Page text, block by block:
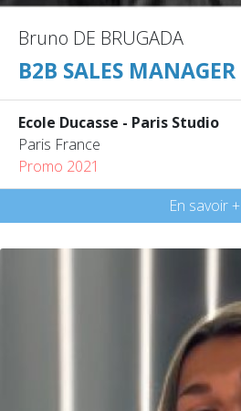
Bruno DE BRUGADA
B2B SALES MANAGER
Ecole Ducasse - Paris Studio
Paris France
Promo 2021
En savoir +